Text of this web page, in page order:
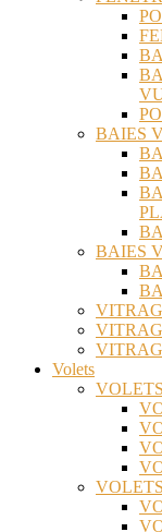
BAIES
BAIES
Volets